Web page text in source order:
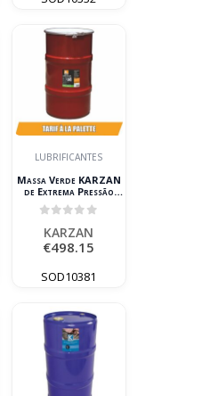
LUBRIFICANTES
Massa Verde KARZAN
de Extrema Pressão
NLGI2 – Bidão 50kg
KARZAN
€498.15
SOD10381